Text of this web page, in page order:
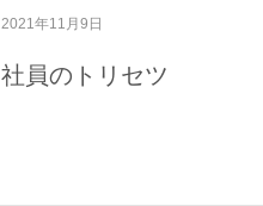
社員のトリセツ
2021年11月9日